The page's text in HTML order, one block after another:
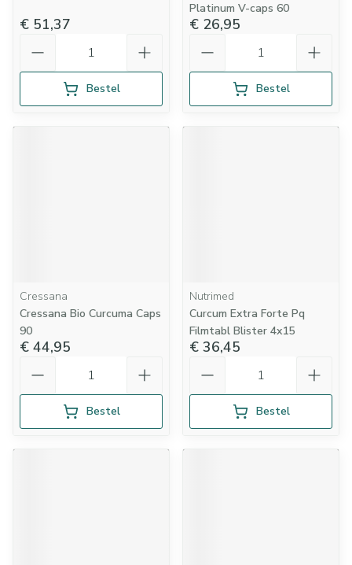
€ 51,37
Bestel
Platinum V-caps 60
€ 26,95
Bestel
Cressana
Cressana Bio Curcuma Caps
90
€ 44,95
Bestel
Nutrimed
Curcum Extra Forte Pq
Filmtabl Blister 4x15
€ 36,45
Bestel